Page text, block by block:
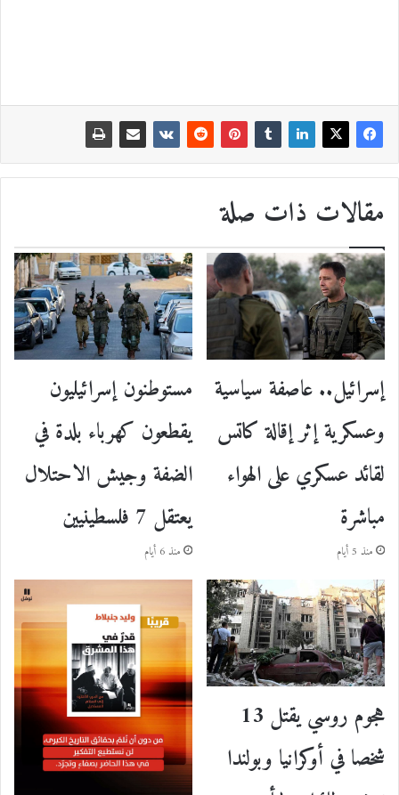
مقالات ذات صلة
إسرائيل.. عاصفة سياسية
وعسكرية إثر إقالة كاتس
لقائد عسكري على الهواء
مباشرة
منذ 5 أيام
مستوطنون إسرائيليون
يقطعون كهرباء بلدة في
الضفة وجيش الاحتلال
يعتقل 7 فلسطينيين
منذ 6 أيام
هجوم روسي يقتل 13
شخصا في أوكرانيا وبولندا